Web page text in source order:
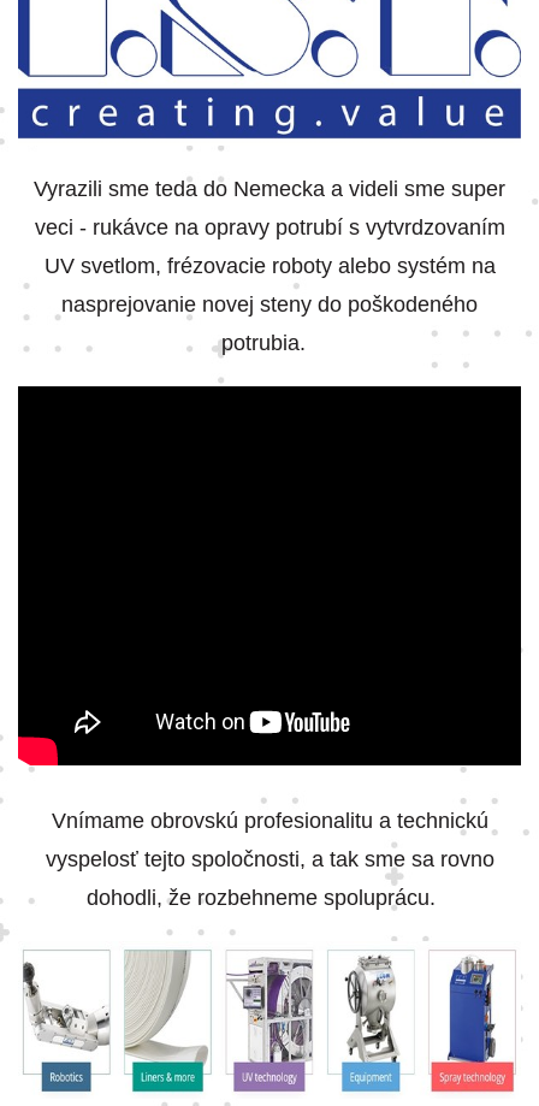
Vyrazili sme teda do Nemecka a videli sme super
veci - rukávce na opravy potrubí s vytvrdzovaním
UV svetlom, frézovacie roboty alebo systém na
nasprejovanie novej steny do poškodeného
potrubia.
Vnímame obrovskú profesionalitu a technickú
vyspelosť tejto spoločnosti, a tak sme sa rovno
dohodli, že rozbehneme spoluprácu.